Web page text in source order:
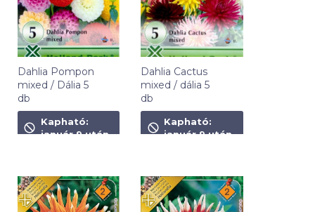
Dahlia Pompon
mixed / Dália 5
db
2 290Ft
Kapható:
január 9 után
Dahlia Cactus
mixed / dália 5
db
2 650Ft
Kapható:
január 9 után